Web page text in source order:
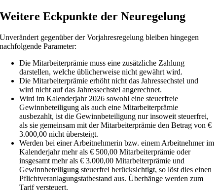
Weitere Eckpunkte der Neuregelung
Unverändert gegenüber der Vorjahresregelung bleiben hingegen
nachfolgende Parameter:
Die Mitarbeiterprämie muss eine zusätzliche Zahlung
darstellen, welche üblicherweise nicht gewährt wird.
Die Mitarbeiterprämie erhöht nicht das Jahressechstel und
wird nicht auf das Jahressechstel angerechnet.
Wird im Kalenderjahr 2026 sowohl eine steuerfreie
Gewinnbeteiligung als auch eine Mitarbeiterprämie
ausbezahlt, ist die Gewinnbeteiligung nur insoweit steuerfrei,
als sie gemeinsam mit der Mitarbeiterprämie den Betrag von €
3.000,00 nicht übersteigt.
Werden bei einer Arbeitnehmerin bzw. einem Arbeitnehmer im
Kalenderjahr mehr als € 500,00 Mitarbeiterprämie oder
insgesamt mehr als € 3.000,00 Mitarbeiterprämie und
Gewinnbeteiligung steuerfrei berücksichtigt, so löst dies einen
Pflichtveranlagungstatbestand aus. Überhänge werden zum
Tarif versteuert.